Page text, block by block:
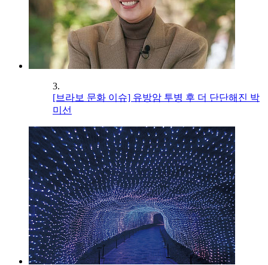
3.
[브라보 문화 이슈] 유방암 투병 후 더 단단해진 박
미선